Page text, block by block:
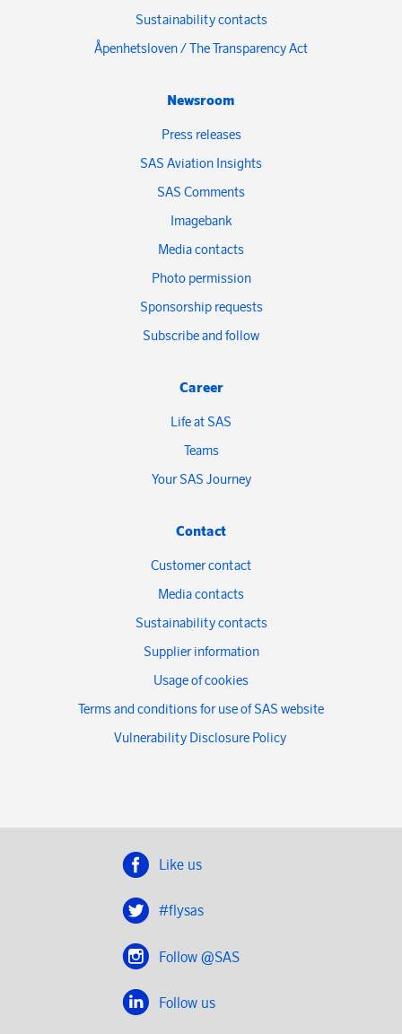
Sustainability contacts
Åpenhetsloven / The Transparency Act
Newsroom
Press releases
SAS Aviation Insights
SAS Comments
Imagebank
Media contacts
Photo permission
Sponsorship requests
Subscribe and follow
Career
Life at SAS
Teams
Your SAS Journey
Contact
Customer contact
Media contacts
Sustainability contacts
Supplier information
Usage of cookies
Terms and conditions for use of SAS website
Vulnerability Disclosure Policy
Like us
#flysas
Follow @SAS
Follow us